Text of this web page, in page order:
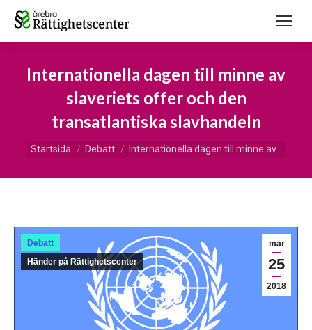
Internationella dagen till minne av
slaveriets offer och den
transatlantiska slavhandeln
Du är här:
Startsida Debatt Internationella dagen till minne av…
mar
25
2018
Debatt
Händer på Rättighetscenter